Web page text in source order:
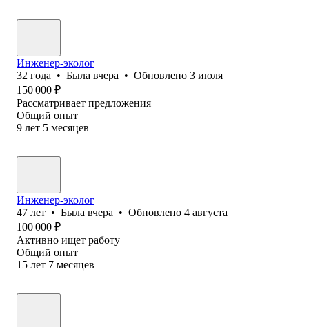
Инженер-эколог
32 года • Была вчера • Обновлено 3 июля
150 000 ₽
Рассматривает предложения
Общий опыт
9 лет 5 месяцев
Инженер-эколог
47 лет • Была вчера • Обновлено 4 августа
100 000 ₽
Активно ищет работу
Общий опыт
15 лет 7 месяцев